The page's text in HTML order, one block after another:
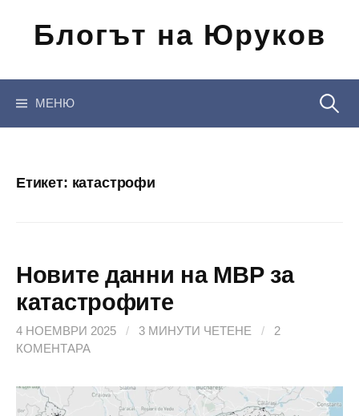
съдържанието
Блогът на Юруков
МЕНЮ
Етикет: катастрофи
Новите данни на МВР за
катастрофите
4 НОЕМВРИ 2025 / 3 МИНУТИ ЧЕТЕНЕ /
2
КОМЕНТАРА